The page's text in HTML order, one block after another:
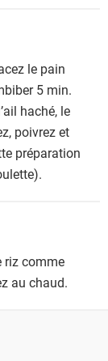
le pain
5 min.
haché, le
poivrez et
préparation
riz comme
au chaud.